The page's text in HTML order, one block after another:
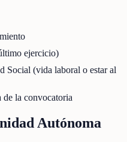
ejercicio)
Social (vida laboral o estar al
la convocatoria
Autónoma